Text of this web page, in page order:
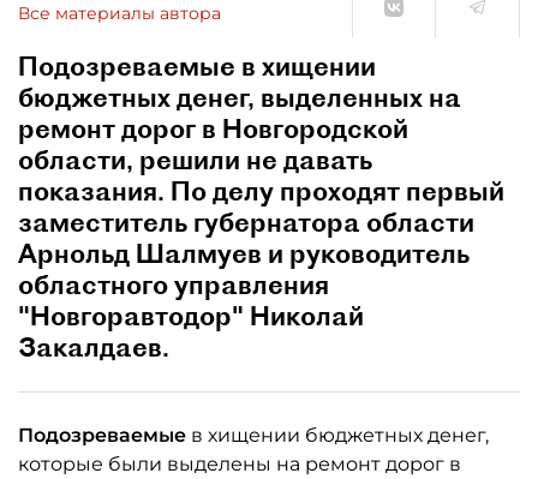
Все материалы автора
Подозреваемые в хищении
бюджетных денег, выделенных на
ремонт дорог в Новгородской
области, решили не давать
показания. По делу проходят первый
заместитель губернатора области
Арнольд Шалмуев и руководитель
областного управления
"Новгоравтодор" Николай
Закалдаев.
Подозреваемые в хищении бюджетных денег,
которые были выделены на ремонт дорог в